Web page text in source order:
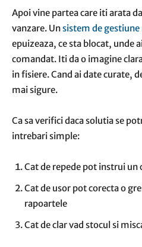
Apoi vine partea care iti arata
vanzare. Unsistem de
epuizeaza, ce sta blocat, unde
comandat. Iti da o imagine
in fisiere. Cand ai date curate,
mai sigure.
Ca sa verifici daca solutia se
intrebari simple:
Cat de repede pot instrui un
Cat de usor pot corecta o
rapoartele
Cat de clar vad stocul si